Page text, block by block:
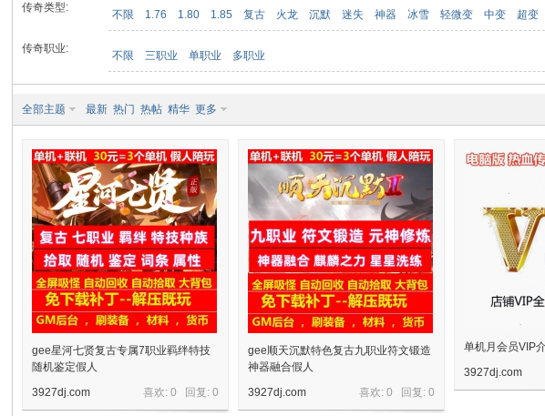
传奇类型:
不限 1.76 1.80 1.85 复古 火龙 沉默 迷失 神器 冰雪 轻微变 中变 超变
传奇职业:
不限 三职业 单职业 多职业
全部主题 最新 热门 热帖 精华 更多
gee星河七贤复古专属7职业羁绊特技
随机鉴定假人
喜欢: 0 回复:0
3927dj.com
gee顺天沉默特色复古九职业符文锻造
神器融合假人
喜欢: 0 回复:0
3927dj.com
单机月会员VIP
3927dj.com